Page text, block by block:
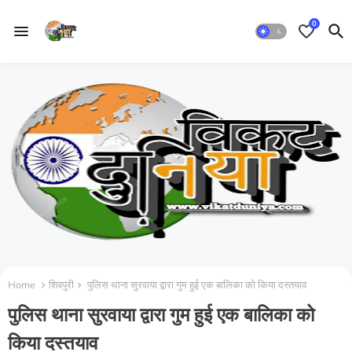
0
Home शिवपुरी पुलिस थाना सुरवाया द्वारा गुम हुई एक बालिका को किया दस्तयाव
पुलिस थाना सुरवाया द्वारा गुम हुई एक बालिका को
किया दस्तयाव